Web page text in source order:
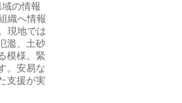
の情報
織へ情報
現地では
濫、土砂
模様。緊
。安易な
支援が実